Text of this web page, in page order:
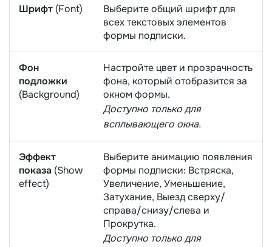
Шрифт (Font)
Выберите общий шрифт для
всех текстовых элементов
формы подписки.
Фон
подложки
(Background)
Настройте цвет и прозрачность
фона, который отобразится за
окном формы.
Доступно только для
всплывающего окна.
Эффект
показа (Show
effect)
Выберите анимацию появления
формы подписки: Встряска,
Увеличение, Уменьшение,
Затухание, Выезд сверху/
справа/снизу/слева и
Прокрутка.
Доступно только для